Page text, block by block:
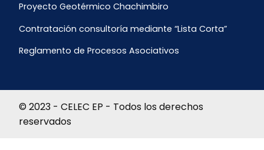
Proyecto Geotérmico Chachimbiro
Contratación consultoría mediante “Lista Corta”
Reglamento de Procesos Asociativos
© 2023 - CELEC EP - Todos los derechos
reservados